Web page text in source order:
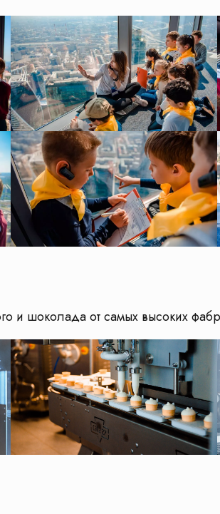
и шоколада от самых высоких